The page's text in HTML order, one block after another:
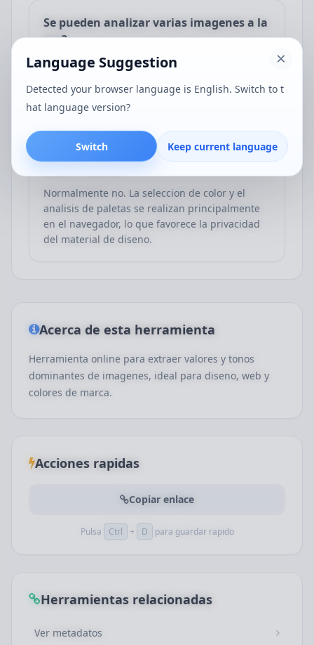
Se pueden analizar varias imagenes a la
vez?
Si. La pagina admite importar imagenes por
izquierda en cualquier momento.
Se suben las imagenes al servidor al
Normalmente no. La seleccion de color y el
analisis de paletas se realizan principalmente
en el navegador, lo que favorece la privacidad
del material de diseno.
Acerca de esta herramienta
Herramienta online para extraer valores y tonos
dominantes de imagenes, ideal para diseno, web y
colores de marca.
Acciones rapidas
Copiar enlace
Pulsa Ctrl + D para guardar rapido
Herramientas relacionadas
Ver metadatos
Language Suggestion
Detected your browser language is English. Switch to t
hat language version?
Switch Keep current language